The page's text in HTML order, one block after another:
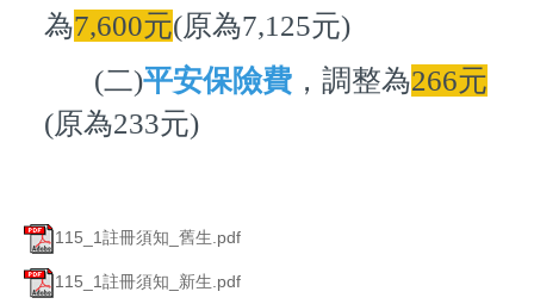
為7,600元(原為7,125元)
(二)平安保險費 ，調整為266元
(原為233元)
115_1註冊須知_舊生.pdf
115_1註冊須知_新生.pdf